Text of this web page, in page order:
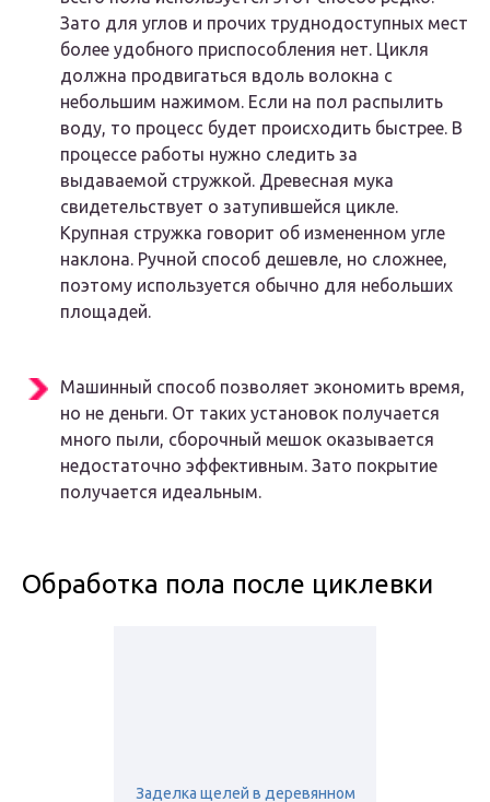
Зато для углов и прочих труднодоступных мест
более удобного приспособления нет. Цикля
должна продвигаться вдоль волокна с
небольшим нажимом. Если на пол распылить
воду, то процесс будет происходить быстрее. В
процессе работы нужно следить за
выдаваемой стружкой. Древесная мука
свидетельствует о затупившейся цикле.
Крупная стружка говорит об измененном угле
наклона. Ручной способ дешевле, но сложнее,
поэтому используется обычно для небольших
площадей.
Машинный способ позволяет экономить время,
но не деньги. От таких установок получается
много пыли, сборочный мешок оказывается
недостаточно эффективным. Зато покрытие
получается идеальным.
Обработка пола после циклевки
Заделка щелей в деревянном